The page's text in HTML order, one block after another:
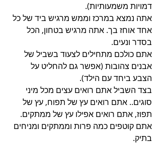
דמויות משמעותיות).
אתה נמצא במרכז וממש מרגיש ביד של כל
אחד אוחז בך. אתה מרגיש בטחון, הכל
בסדר ונעים.
אתם כולכם מתחילים לצעוד בשביל של
אבנים צהובות (אפשר גם להחליט על
הצבע ביחד עם הילד).
בצד השביל אתם רואים עצים מכל מיני
סוגים.. אתם רואים עץ של תפוח, עץ של
תפוז, אתם רואים אפילו עץ של ממתקים.
אתם קוטפים כמה פרות וממתקים ומניחים
בתיק.